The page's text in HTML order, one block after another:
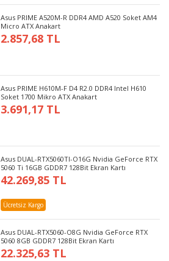
Asus PRIME A520M-R DDR4 AMD A520 Soket AM4
Micro ATX Anakart
2.857,68 TL
Asus PRIME H610M-F D4 R2.0 DDR4 Intel H610
Soket 1700 Mikro ATX Anakart
3.691,17 TL
Asus DUAL-RTX5060TI-O16G Nvidia GeForce RTX
5060 Ti 16GB GDDR7 128Bit Ekran Kartı
42.269,85 TL
Ücretsiz Kargo
Asus DUAL-RTX5060-O8G Nvidia GeForce RTX
5060 8GB GDDR7 128Bit Ekran Kartı
22.325,63 TL